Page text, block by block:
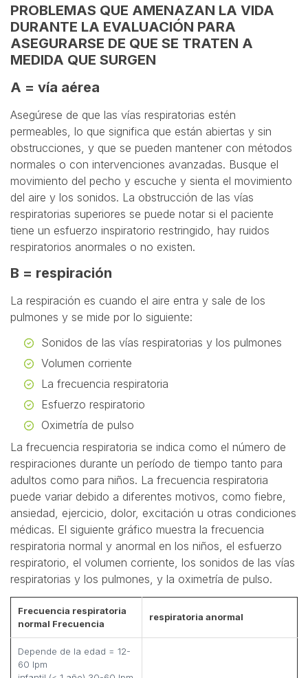
PROBLEMAS QUE AMENAZAN LA VIDA
DURANTE LA EVALUACIÓN PARA
ASEGURARSE DE QUE SE TRATEN A
MEDIDA QUE SURGEN
A = vía aérea
Asegúrese de que las vías respiratorias estén
permeables, lo que significa que están abiertas y sin
obstrucciones, y que se pueden mantener con métodos
normales o con intervenciones avanzadas. Busque el
movimiento del pecho y escuche y sienta el movimiento
del aire y los sonidos. La obstrucción de las vías
respiratorias superiores se puede notar si el paciente
tiene un esfuerzo inspiratorio restringido, hay ruidos
respiratorios anormales o no existen.
B = respiración
La respiración es cuando el aire entra y sale de los
pulmones y se mide por lo siguiente:
Sonidos de las vías respiratorias y los pulmones
Volumen corriente
La frecuencia respiratoria
Esfuerzo respiratorio
Oximetría de pulso
La frecuencia respiratoria se indica como el número de
respiraciones durante un período de tiempo tanto para
adultos como para niños. La frecuencia respiratoria
puede variar debido a diferentes motivos, como fiebre,
ansiedad, ejercicio, dolor, excitación u otras condiciones
médicas. El siguiente gráfico muestra la frecuencia
respiratoria normal y anormal en los niños, el esfuerzo
respiratorio, el volumen corriente, los sonidos de las vías
respiratorias y los pulmones, y la oximetría de pulso.
Frecuencia respiratoria
normal Frecuencia
respiratoria anormal
Depende de la edad = 12-
60 lpm